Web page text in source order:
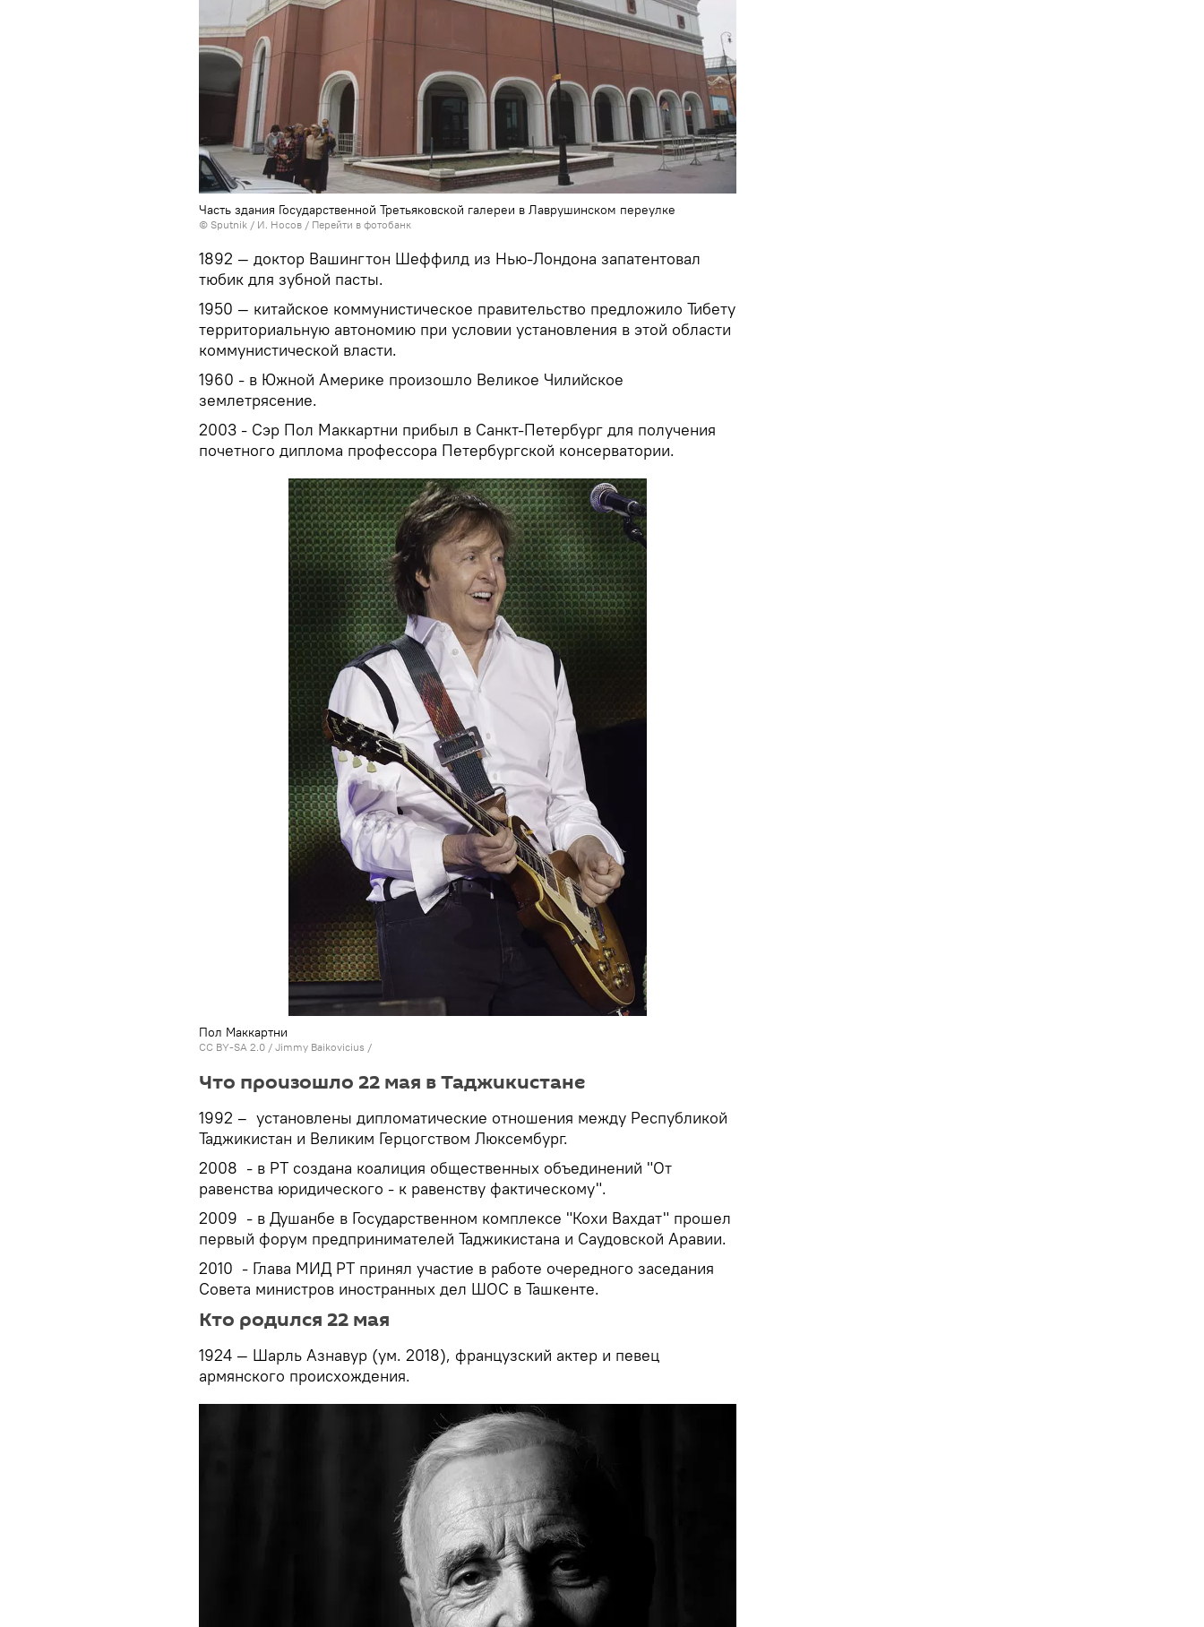
Часть здания Государственной Третьяковской галереи в Лаврушинском переулке
© Sputnik / И. Носов / Перейти в фотобанк
1892 — доктор Вашингтон Шеффилд из Нью-Лондона запатентовал
тюбик для зубной пасты.
1950 — китайское коммунистическое правительство предложило Тибету
территориальную автономию при условии установления в этой области
коммунистической власти.
1960 - в Южной Америке произошло Великое Чилийское
землетрясение.
2003 - Сэр Пол Маккартни прибыл в Санкт-Петербург для получения
почетного диплома профессора Петербургской консерватории.
Пол Маккартни
CC BY-SA 2.0 / Jimmy Baikovicius /
Что произошло 22 мая в Таджикистане
1992 – установлены дипломатические отношения между Республикой
Таджикистан и Великим Герцогством Люксембург.
2008 - в РТ создана коалиция общественных объединений "От
равенства юридического - к равенству фактическому".
2009 - в Душанбе в Государственном комплексе "Кохи Вахдат" прошел
первый форум предпринимателей Таджикистана и Саудовской Аравии.
2010 - Глава МИД РТ принял участие в работе очередного заседания
Совета министров иностранных дел ШОС в Ташкенте.
Кто родился 22 мая
1924 — Шарль Азнавур (ум. 2018), французский актер и певец
армянского происхождения.